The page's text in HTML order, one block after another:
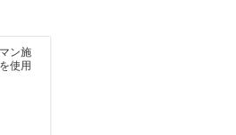
ン施
使用